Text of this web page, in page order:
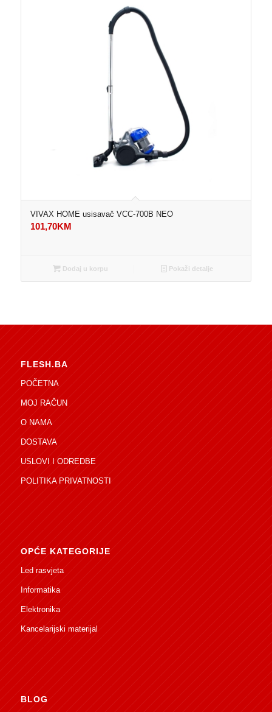
VIVAX HOME usisavač VCC-700B NEO
101,70KM
Dodaj u korpu Pokaži detalje
FLESH.BA
POČETNA
MOJ RAČUN
O NAMA
DOSTAVA
USLOVI I ODREDBE
POLITIKA PRIVATNOSTI
OPĆE KATEGORIJE
Led rasvjeta
Informatika
Elektronika
Kancelarijski materijal
BLOG